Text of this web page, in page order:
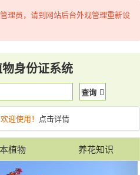
理员，请到网站后台外观管理重新设
身份证系统
查询
迎使用！ 点击详情
植物 养花知识